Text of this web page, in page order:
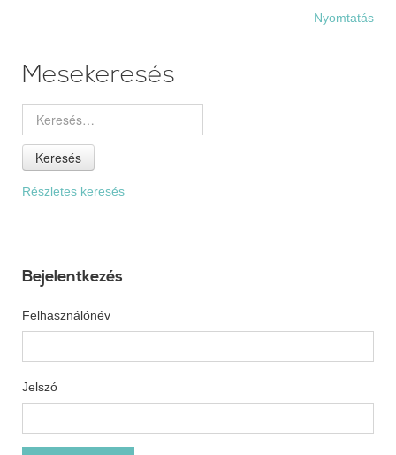
Nyomtatás
Mesekeresés
Keresés
Részletes keresés
Bejelentkezés
Felhasználónév
Jelszó